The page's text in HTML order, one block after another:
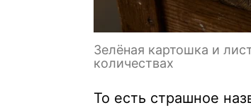
Зелёная картошка и
количествах
То есть страшное